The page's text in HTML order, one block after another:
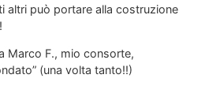
altri può portare alla costruzione
Marco F., mio consorte,
(una volta tanto!!)